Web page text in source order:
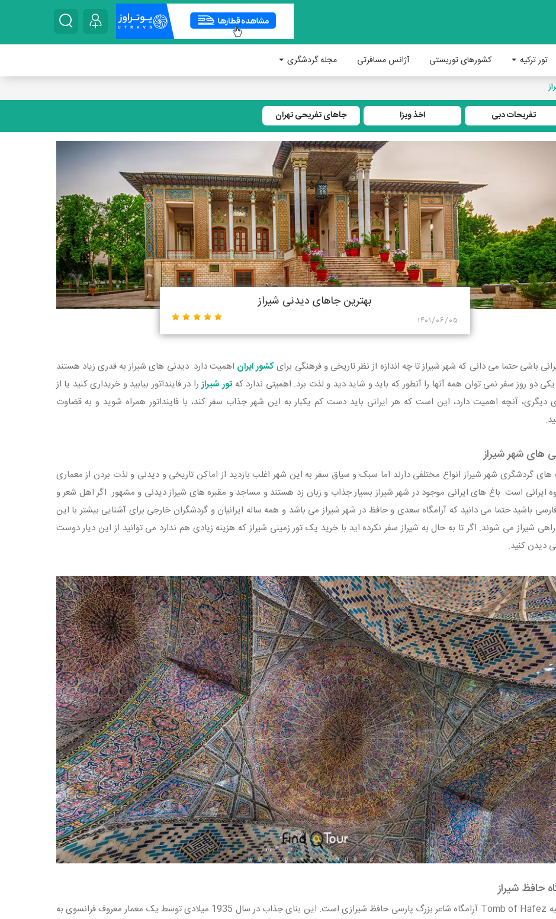
تور ترکیه کشورهای توریستی آژانس مسافرتی مجله گردشگری
تفریحات دبی اخذ ویزا جاهای تفریحی تهران
بهترین جاهای دیدنی شیراز
۱۴۰۱/۰۶/۰۵
باشی حتما می دانی که شهر شیراز تا چه اندازه از نظر تاریخی و فرهنگی برایکشور ایران اهمیت دارد. دیدنی های شیراز به قدری زیاد هستند
یکی دو روز سفر نمی توان همه آنها را آنطور که باید و شاید دید و لذت برد. اهمیتی ندارد کهتور شیرازرا در فاینداتور بیابید و خریداری کنید یا از
دیگری، آنچه اهمیت دارد، این است که هر ایرانی باید دست کم یکبار به این شهر جذاب سفر کند، با فاینداتور همراه شوید و به قضاوت
های شهر شیراز
های گردشگری شهر شیراز انواع مختلفی دارند اما سبک و سیاق سفر به این شهر اغلب بازدید از اماکن تاریخی و دیدنی و لذت بردن از معماری
ایرانی است. باغ های ایرانی موجود در شهر شیراز بسیار جذاب و زبان زد هستند و مساجد و مقبره های شیراز دیدنی و مشهور. اگر اهل شعر و
باشید حتما می دانید که آرامگاه سعدی و حافظ در شهر شیراز می باشد و همه ساله ایرانیان و گردشگران خارجی برای آشنایی بیشتر با این
شیراز می شوند. اگر تا به حال به شیراز سفر نکرده اید با خرید یک تور زمینی شیراز که هزینه زیادی هم ندارد می توانید از این دیار دوست
دیدن کنید.
حافظ شیراز
حافظیه Tomb of Hafez آرامگاه شاعر بزرگ پارسی حافظ شیرازی است. این بنای جذاب در سال 1935 میلادی توسط یک معمار معروف فرانسوی به